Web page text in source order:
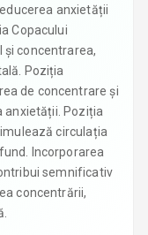
anxietății
Copacului
concentrarea,
Poziția
de concentrare și
anxietății. Poziția
circulația
Incorporarea
semnificativ
concentrării,